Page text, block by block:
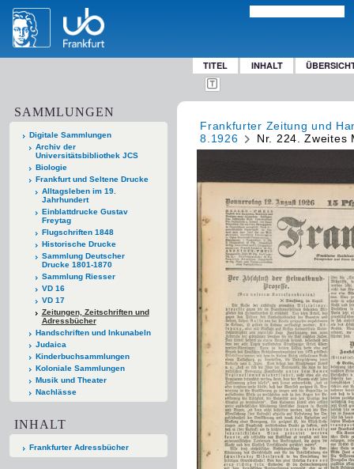
TITEL INHALT
SAMMLUNGEN
Digitale Sammlungen
Archiv der
Universitätsbibliothek JCS
Biologie
Frankfurt und Seltene Drucke
Alltagsleben im 19.
Jahrhundert
Einblattdrucke Gustav
Freytag
Flugschriften 1848
Historische Drucke
Sammlung Deutscher
Drucke 1801-1870
Sammlung Riesser
VD 16
VD 17
Zeitungen, Zeitschriften und
Adressbücher
Handschriften und Inkunabeln
Judaica
Kinderbuchsammlungen
Koloniale Sammlungen
Musik und Theater
Nachlässe
INHALT
Frankfurter Adressbücher
Frankfurter Zeitung und
8.1926
Nr. 224. Zweites